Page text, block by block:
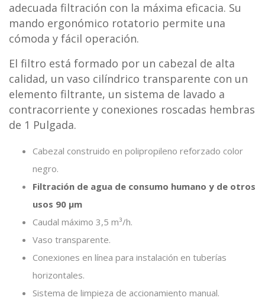
adecuada filtración con la máxima eficacia. Su
mando ergonómico rotatorio permite una
cómoda y fácil operación.
El filtro está formado por un cabezal de alta
calidad, un vaso cilíndrico transparente con un
elemento filtrante, un sistema de lavado a
contracorriente y conexiones roscadas hembras
de 1 Pulgada.
Cabezal construido en polipropileno reforzado color
negro.
Filtración de agua de consumo humano y de otros
usos 90 µm
Caudal máximo 3,5 m³/h.
Vaso transparente.
Conexiones en línea para instalación en tuberías
horizontales.
Sistema de limpieza de accionamiento manual.